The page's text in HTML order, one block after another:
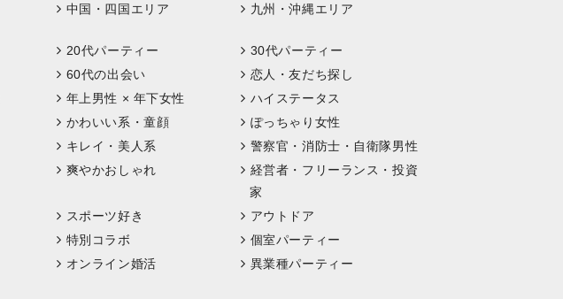
中国・四国エリア 九州・沖縄エリア
20代パーティー
30代パーティー
60代の出会い
恋人・友だち探し
年上男性 × 年下女性
ハイステータス
かわいい系・童顔
ぽっちゃり女性
キレイ・美人系
警察官・消防士・自衛隊男性
爽やかおしゃれ
経営者・フリーランス・投資
家
スポーツ好き
アウトドア
特別コラボ
個室パーティー
オンライン婚活
異業種パーティー